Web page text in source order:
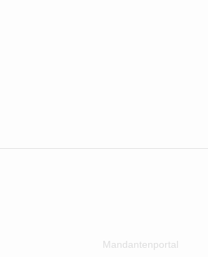
Mandantenportal